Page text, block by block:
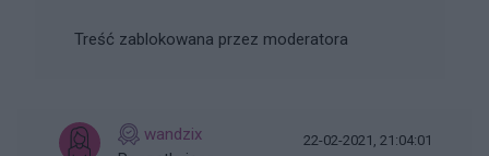
Treść zablokowana przez moderatora
wandzix
22-02-2021, 21:04:01